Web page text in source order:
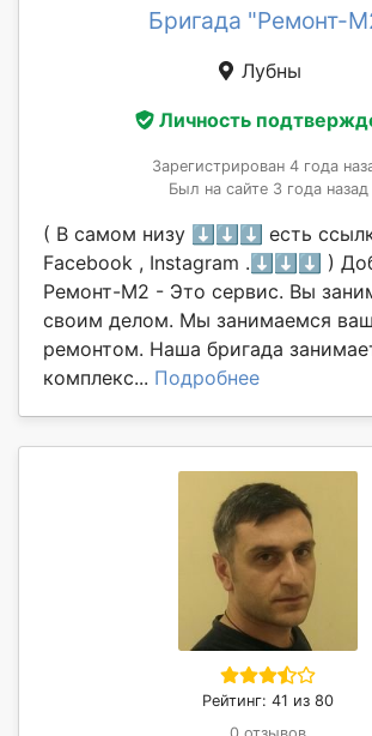
Бригада "Ремонт-
Лубны
Личность
Зарегистрирован 4 года
Был на сайте 3 года назад
( В самом низу ⬇️⬇️⬇️ есть
Facebook , Instagram .⬇️⬇️⬇️ )
Ремонт-М2 - Это сервис. Вы
своим делом. Мы занимаемся
ремонтом. Наша бригада
комплекс... Подробнее
Рейтинг: 41 из 80